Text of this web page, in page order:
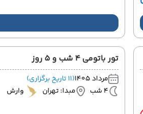
تور باتومی 4 شب و 5 روز
مرداد 1405
(11 تاریخ برگزاری)
4 شب
مبدا: تهران وارش